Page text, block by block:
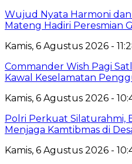
Wujud Nyata Harmoni
Mateng Hadiri Peresmian
Kamis, 6 Agustus 2026 -
Commander Wish Pagi
Kawal Keselamatan
Kamis, 6 Agustus 2026 -
Polri Perkuat Silaturahmi,
Menjaga Kamtibmas di
Kamis, 6 Agustus 2026 -